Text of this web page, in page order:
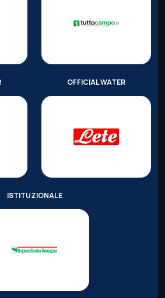
OFFICIAL WATER
ISTITUZIONALE